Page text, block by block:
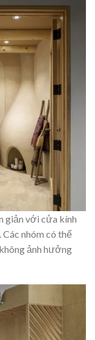
giản với cửa kính
Các nhóm có thể
ảnh hưởng